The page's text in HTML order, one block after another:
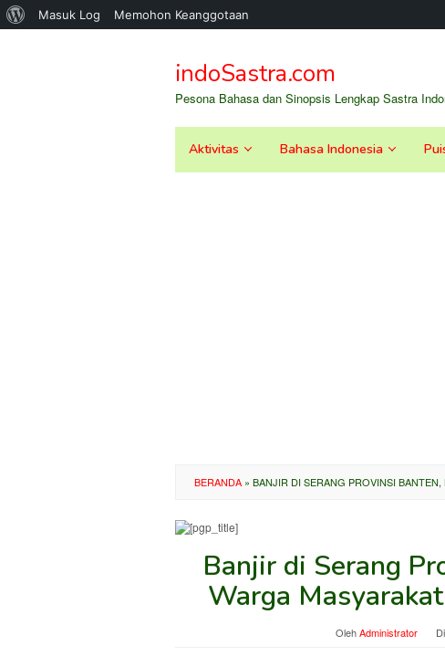
Tentang
Masuk Log Memohon Keanggotaan
kontenindoSastra.com
Pesona Bahasa dan Sinopsis Lengkap Sastra
Aktivitas Bahasa Indonesia
BERANDA » BANJIR DI SERANG PROVINSI
Banjir di Serang
Warga
OlehAdministrator